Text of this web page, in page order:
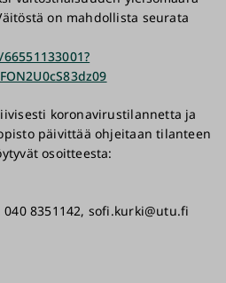
on mahdollista seurata
koronavirustilannetta ja
päivittää ohjeitaan tilanteen
osoitteesta:
8351142, sofi.kurki@utu.fi